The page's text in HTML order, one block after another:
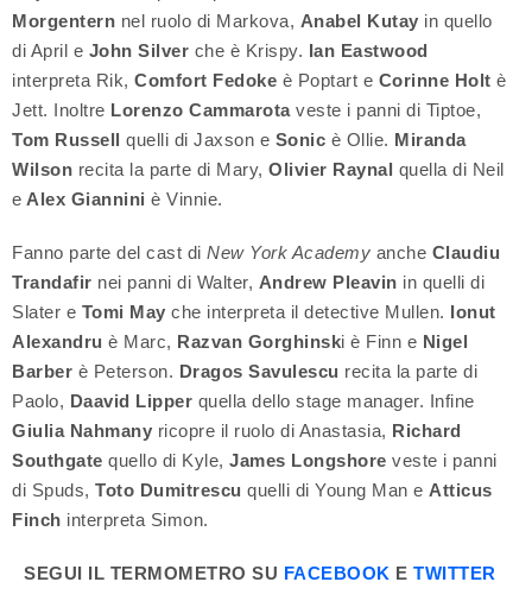
Morgentern nel ruolo di Markova, Anabel Kutay in quello
di April e John Silver che è Krispy. Ian Eastwood
interpreta Rik, Comfort Fedoke è Poptart e Corinne Holt è
Jett. Inoltre Lorenzo Cammarota veste i panni di Tiptoe,
Tom Russell quelli di Jaxson e Sonic è Ollie. Miranda
Wilson recita la parte di Mary, Olivier Raynal quella di Neil
e Alex Giannini è Vinnie.
Fanno parte del cast di New York Academy anche Claudiu
Trandafir nei panni di Walter, Andrew Pleavin in quelli di
Slater e Tomi May che interpreta il detective Mullen. Ionut
Alexandru è Marc, Razvan Gorghinski è Finn e Nigel
Barber è Peterson. Dragos Savulescu recita la parte di
Paolo, Daavid Lipper quella dello stage manager. Infine
Giulia Nahmany ricopre il ruolo di Anastasia, Richard
Southgate quello di Kyle, James Longshore veste i panni
di Spuds, Toto Dumitrescu quelli di Young Man e Atticus
Finch interpreta Simon.
SEGUI IL TERMOMETRO SU FACEBOOK ETWITTER